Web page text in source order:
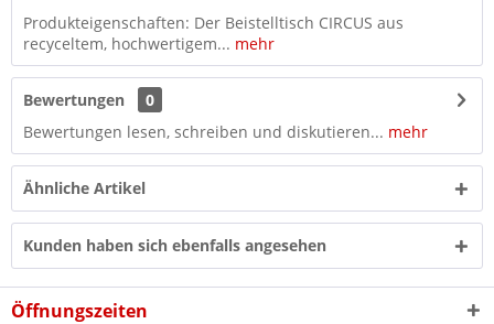
Produkteigenschaften: Der Beistelltisch CIRCUS aus
recyceltem, hochwertigem... mehr
Bewertungen
0
Bewertungen lesen, schreiben und diskutieren... mehr
Ähnliche Artikel
Kunden haben sich ebenfalls angesehen
Öffnungszeiten